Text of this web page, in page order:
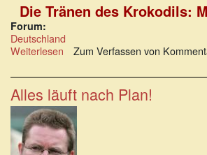
Die Tränen des Krokodils:
Forum:
Deutschland
Weiterlesen über
nicht
bei
einem
Messermord
Zum Verfassen von
Alles läuft nach Plan!